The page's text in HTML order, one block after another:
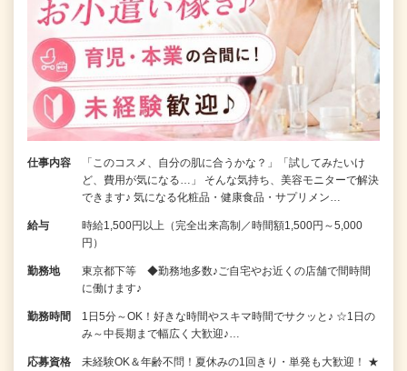
仕事内容
「このコスメ、自分の肌に合うかな？」「試してみたいけ
ど、費用が気になる…」 そんな気持ち、美容モニターで解決
できます♪ 気になる化粧品・健康食品・サプリメン…
給与
時給1,500円以上（完全出来高制／時間額1,500円～5,000
円）
勤務地
東京都下等 ◆勤務地多数♪ご自宅やお近くの店舗で間時間
に働けます♪
勤務時間
1日5分～OK！好きな時間やスキマ時間でサクッと♪ ☆1日の
み～中長期まで幅広く大歓迎♪…
応募資格
未経験OK＆年齢不問！夏休みの1回きり・単発も大歓迎！ ★